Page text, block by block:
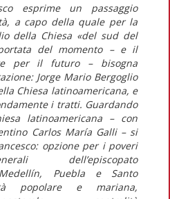
esprime un passaggio
a capo della quale per la
della Chiesa «del sud del
del momento – e il
per il futuro – bisogna
Jorge Mario Bergoglio
Chiesa latinoamericana, e
i tratti. Guardando
latinoamericana – con
Carlos María Galli – si
opzione per i poveri
dell’episcopato
Puebla e Santo
popolare e mariana,